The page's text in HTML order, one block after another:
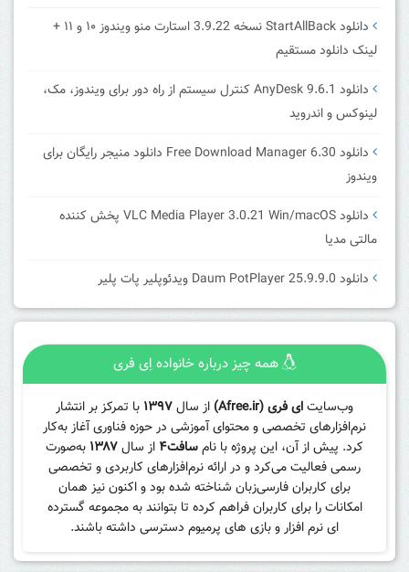
دانلود StartAllBack نسخه 3.9.22 استارت منو ویندوز ۱۰ و ۱۱ +
لینک دانلود مستقیم
دانلود AnyDesk 9.6.1 کنترل سیستم از راه دور برای ویندوز، مک،
لینوکس و اندروید
دانلود Free Download Manager 6.30 دانلود منیجر رایگان برای
ویندوز
دانلود VLC Media Player 3.0.21 Win/macOS پخش کننده
مالتی مدیا
دانلود Daum PotPlayer 25.9.9.0 ویدئوپلیر پات پلیر
همه چیز درباره خانواده اِی فری
وب‌سایتای فری (Afree.ir) از سال۱۳۹۷ با تمرکز بر انتشار
نرم‌افزارهای تخصصی و محتوای آموزشی در حوزه فناوری آغاز به‌کار
کرد. پیش از آن، این پروژه با نامسافت۴ از سال۱۳۸۷ به‌صورت
رسمی فعالیت می‌کرد و در ارائه نرم‌افزارهای کاربردی و تخصصی
برای کاربران فارسی‌زبان شناخته شده بود و اکنون نیز همان
امکانات را برای کاربران فراهم کرده تا بتوانند به مجموعه گسترده
ای نرم افزار و بازی های پرمیوم دسترسی داشته باشند.